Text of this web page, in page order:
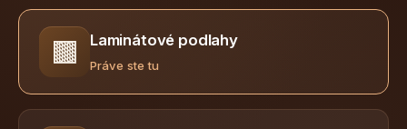
🟫 Laminátové podlahy
Práve ste tu